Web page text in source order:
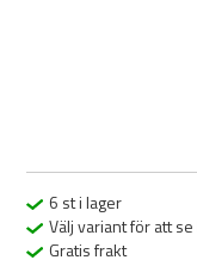
6 st i lager
Välj variant för att
Gratis frakt